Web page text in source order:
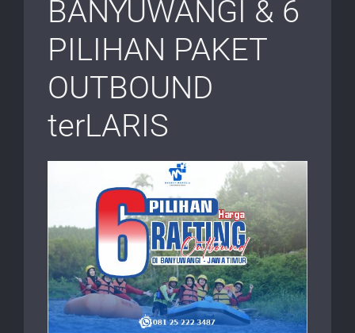
BANYUWANGI & 6
PILIHAN PAKET
OUTBOUND
terLARIS